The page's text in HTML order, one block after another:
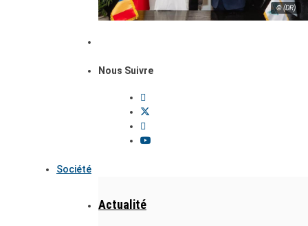
© (DR)
Nous Suivre
Société
Actualité